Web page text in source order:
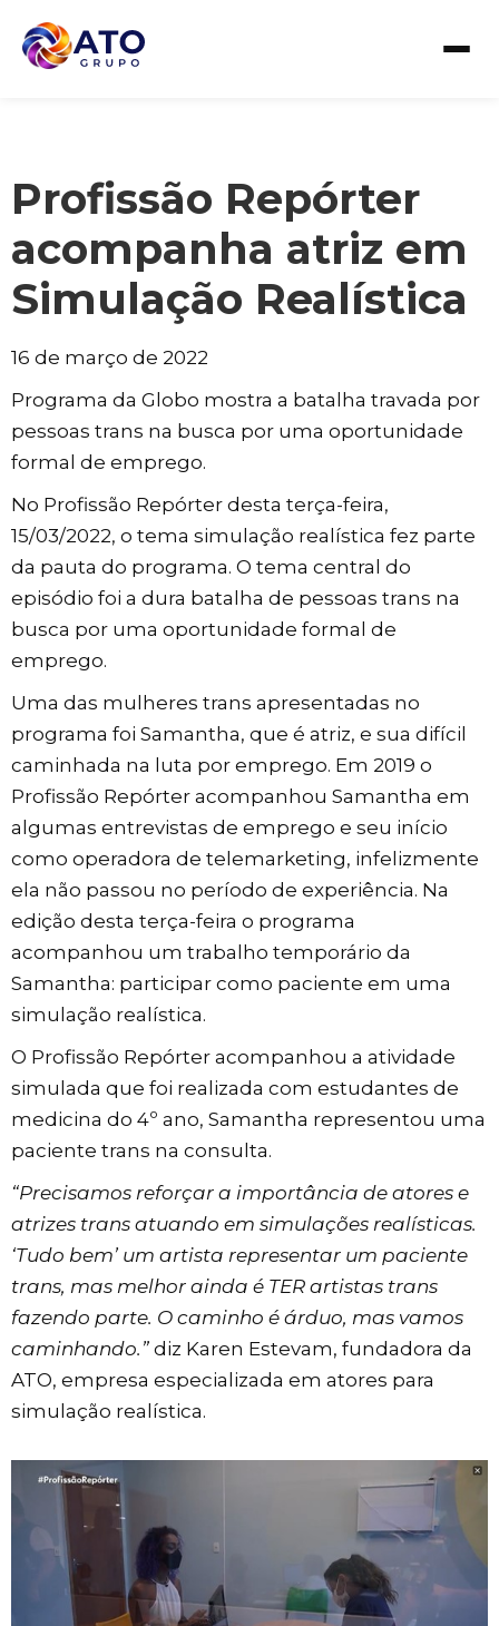
Profissão Repórter
acompanha atriz em
Simulação Realística
16 de março de 2022
Programa da Globo mostra a batalha travada por
pessoas trans na busca por uma oportunidade
formal de emprego.
No Profissão Repórter desta terça-feira,
15/03/2022, o tema simulação realística fez parte
da pauta do programa. O tema central do
episódio foi a dura batalha de pessoas trans na
busca por uma oportunidade formal de
emprego.
Uma das mulheres trans apresentadas no
programa foi Samantha, que é atriz, e sua difícil
caminhada na luta por emprego. Em 2019 o
Profissão Repórter acompanhou Samantha em
algumas entrevistas de emprego e seu início
como operadora de telemarketing, infelizmente
ela não passou no período de experiência. Na
edição desta terça-feira o programa
acompanhou um trabalho temporário da
Samantha: participar como paciente em uma
simulação realística.
O Profissão Repórter acompanhou a atividade
simulada que foi realizada com estudantes de
medicina do 4º ano, Samantha representou uma
paciente trans na consulta.
“Precisamos reforçar a importância de atores e
atrizes trans atuando em simulações realísticas.
‘Tudo bem’ um artista representar um paciente
trans, mas melhor ainda é TER artistas trans
fazendo parte. O caminho é árduo, mas vamos
caminhando.” diz Karen Estevam, fundadora da
ATO, empresa especializada em atores para
simulação realística.